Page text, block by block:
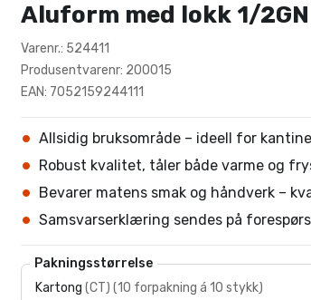
Aluform med lokk 1/
Varenr.: 524411
Produsentvarenr: 200015
EAN: 7052159244111
Allsidig bruksområde – ideell for
Robust kvalitet, tåler både varme og
Bevarer matens smak og håndverk –
Samsvarserklæring sendes på
Pakningsstørrelse
Kartong (CT) (10 forpakning á 10 stykk)